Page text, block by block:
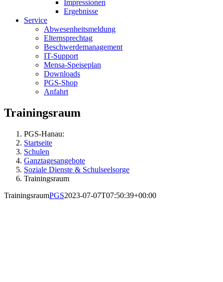
Impressionen
Ergebnisse
Service
Abwesenheitsmeldung
Elternsprechtag
Beschwerdemanagement
IT-Support
Mensa-Speiseplan
Downloads
PGS-Shop
Anfahrt
Trainingsraum
PGS-Hanau:
Startseite
Schulen
Ganztagesangebote
Soziale Dienste & Schulseelsorge
Trainingsraum
TrainingsraumPGS2023-07-07T07:50:39+00:00